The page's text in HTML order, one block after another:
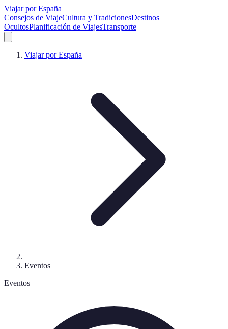
Viajar por España
Consejos de ViajeCultura y TradicionesDestinos
OcultosPlanificación de ViajesTransporte
Viajar por España
Eventos
Eventos